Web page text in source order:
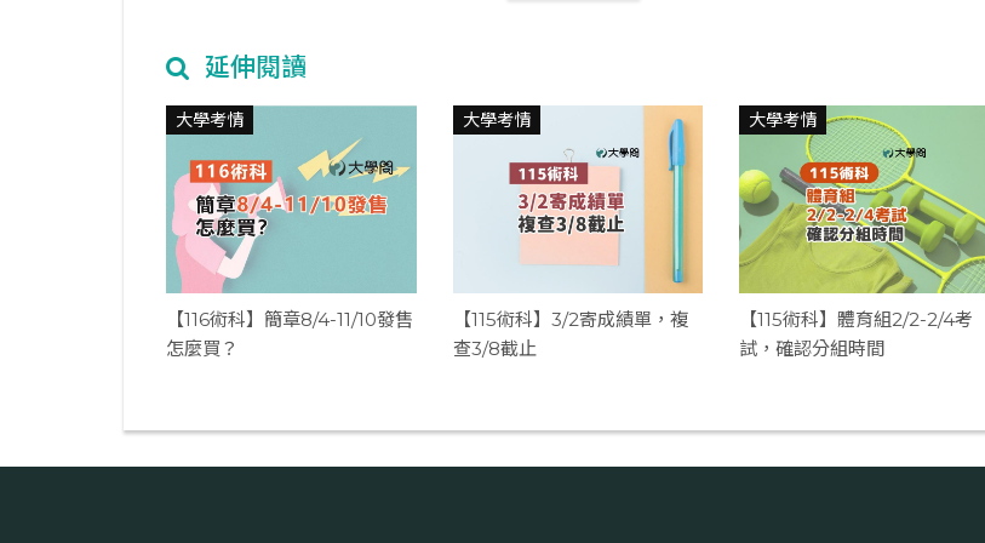
延伸閱讀
大學考情
【116術科】簡章8/4-11/10發售
怎麼買？
大學考情
【115術科】3/2寄成績單，複
查3/8截止
大學考情
【115術科】體育組2/2-2/4考
試，確認分組時間